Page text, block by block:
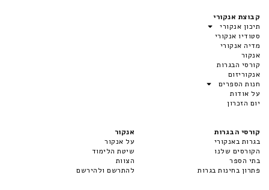
קבוצת אנקורי
תיכון אנקורי
סטודיו אנקורי
מדיה אנקורי
אנקור
קורסי הבגרות
אנקוריזום
חנות הספרים
על אודות
יום הזכרון
קורסי הבגרות
בגרות באנקורי
הקורסים שלנו
בתי הספר
פתרון בחינות בגרות
אנקור
על אנקור
שיטת הלימוד
הצוות
להתרשם ולהירשם